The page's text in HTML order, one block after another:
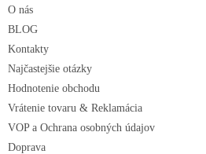
O nás
BLOG
Kontakty
Najčastejšie otázky
Hodnotenie obchodu
Vrátenie tovaru & Reklamácia
VOP a Ochrana osobných údajov
Doprava